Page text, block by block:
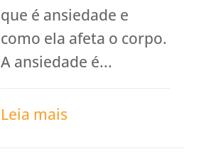
que é ansiedade e
como ela afeta o corpo.
A ansiedade é...
Leia mais